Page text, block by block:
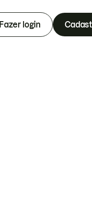
Fazer login